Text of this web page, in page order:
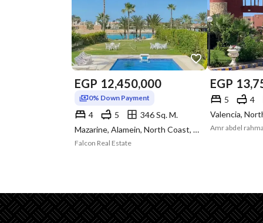
EGP 12,450,000
0% Down Payment
4 5
346 Sq. M.
Mazarine, Alamein, North Coast, Matruh
Falcon Real Estate
EGP
5 4
Valencia,
Amr abdel